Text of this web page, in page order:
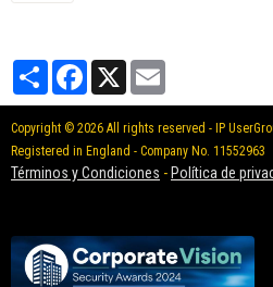
PartagerFacebook
X
Copyright © 2026 All rights reserved - IP
Registered in England - Company No. 11552963
Términos y Condiciones - Política de